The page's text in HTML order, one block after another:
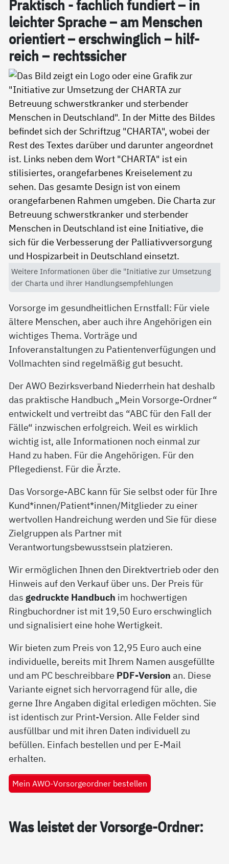
Prak­tisch - fach­lich fun­diert – in
leich­ter Spra­che – am Men­schen
ori­en­tiert – er­schwing­lich – hil­f­
reich – rechts­si­cher
Weitere Informationen über die "Initiative zur Umsetzung
der Charta und ihrer Handlungsempfehlungen
Vorsorge im gesundheitlichen Ernstfall: Für viele
ältere Menschen, aber auch ihre Angehörigen ein
wichtiges Thema. Vorträge und
Infoveranstaltungen zu Patientenverfügungen und
Vollmachten sind regelmäßig gut besucht.
Der AWO Bezirksverband Niederrhein hat deshalb
das praktische Handbuch „Mein Vorsorge-Ordner“
entwickelt und vertreibt das “ABC für den Fall der
Fälle“ inzwischen erfolgreich. Weil es wirklich
wichtig ist, alle Informationen noch einmal zur
Hand zu haben. Für die Angehörigen. Für den
Pflegedienst. Für die Ärzte.
Das Vorsorge-ABC kann für Sie selbst oder für Ihre
Kund*innen/Patient*innen/Mitglieder zu einer
wertvollen Handreichung werden und Sie für diese
Zielgruppen als Partner mit
Verantwortungsbewusstsein platzieren.
Wir ermöglichen Ihnen den Direktvertrieb oder den
Hinweis auf den Verkauf über uns. Der Preis für
das gedruckte Handbuch im hochwertigen
Ringbuchordner ist mit 19,50 Euro erschwinglich
und signalisiert eine hohe Wertigkeit.
Wir bieten zum Preis von 12,95 Euro auch eine
individuelle, bereits mit Ihrem Namen ausgefüllte
und am PC beschreibbare PDF-Version an. Diese
Variante eignet sich hervorragend für alle, die
gerne Ihre Angaben digital erledigen möchten. Sie
ist identisch zur Print-Version. Alle Felder sind
ausfüllbar und mit ihren Daten individuell zu
befüllen. Einfach bestellen und per E-Mail
erhalten.
Mein AWO-Vorsorgeordner bestellen
Was leis­tet der Vor­sor­ge-Ord­ner: